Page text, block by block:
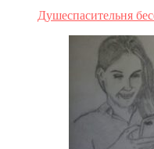
Душеспасительня